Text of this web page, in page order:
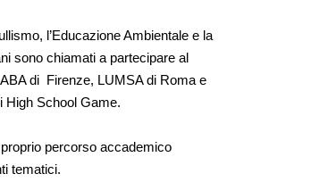
l’Educazione Ambientale e la
sono chiamati a partecipare al
di  Firenze, LUMSA di Roma e
High School Game.
percorso accademico
tematici.